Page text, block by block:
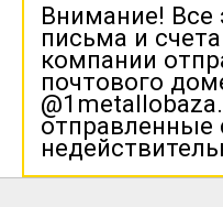
Внимание! Все
письма и
компании
почтового
отправленные